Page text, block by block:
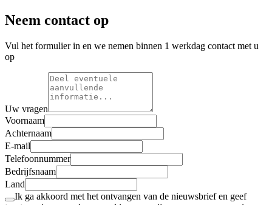
Neem contact op
Vul het formulier in en we nemen binnen 1 werkdag contact met u
op
Uw vragen
Voornaam
Achternaam
E-mail
Telefoonnummer
Bedrijfsnaam
Land
Ik ga akkoord met het ontvangen van de nieuwsbrief en geef